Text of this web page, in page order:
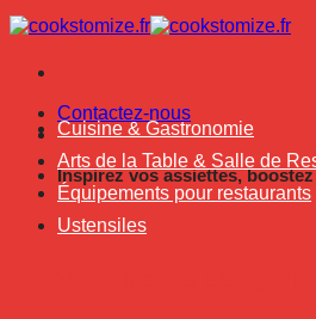
Passer
au
Contactez-nous
Inspirez vos assiettes,
Cuisine & Gastronomie
Arts de la Table & Salle de
Équipements pour restaurants
Ustensiles